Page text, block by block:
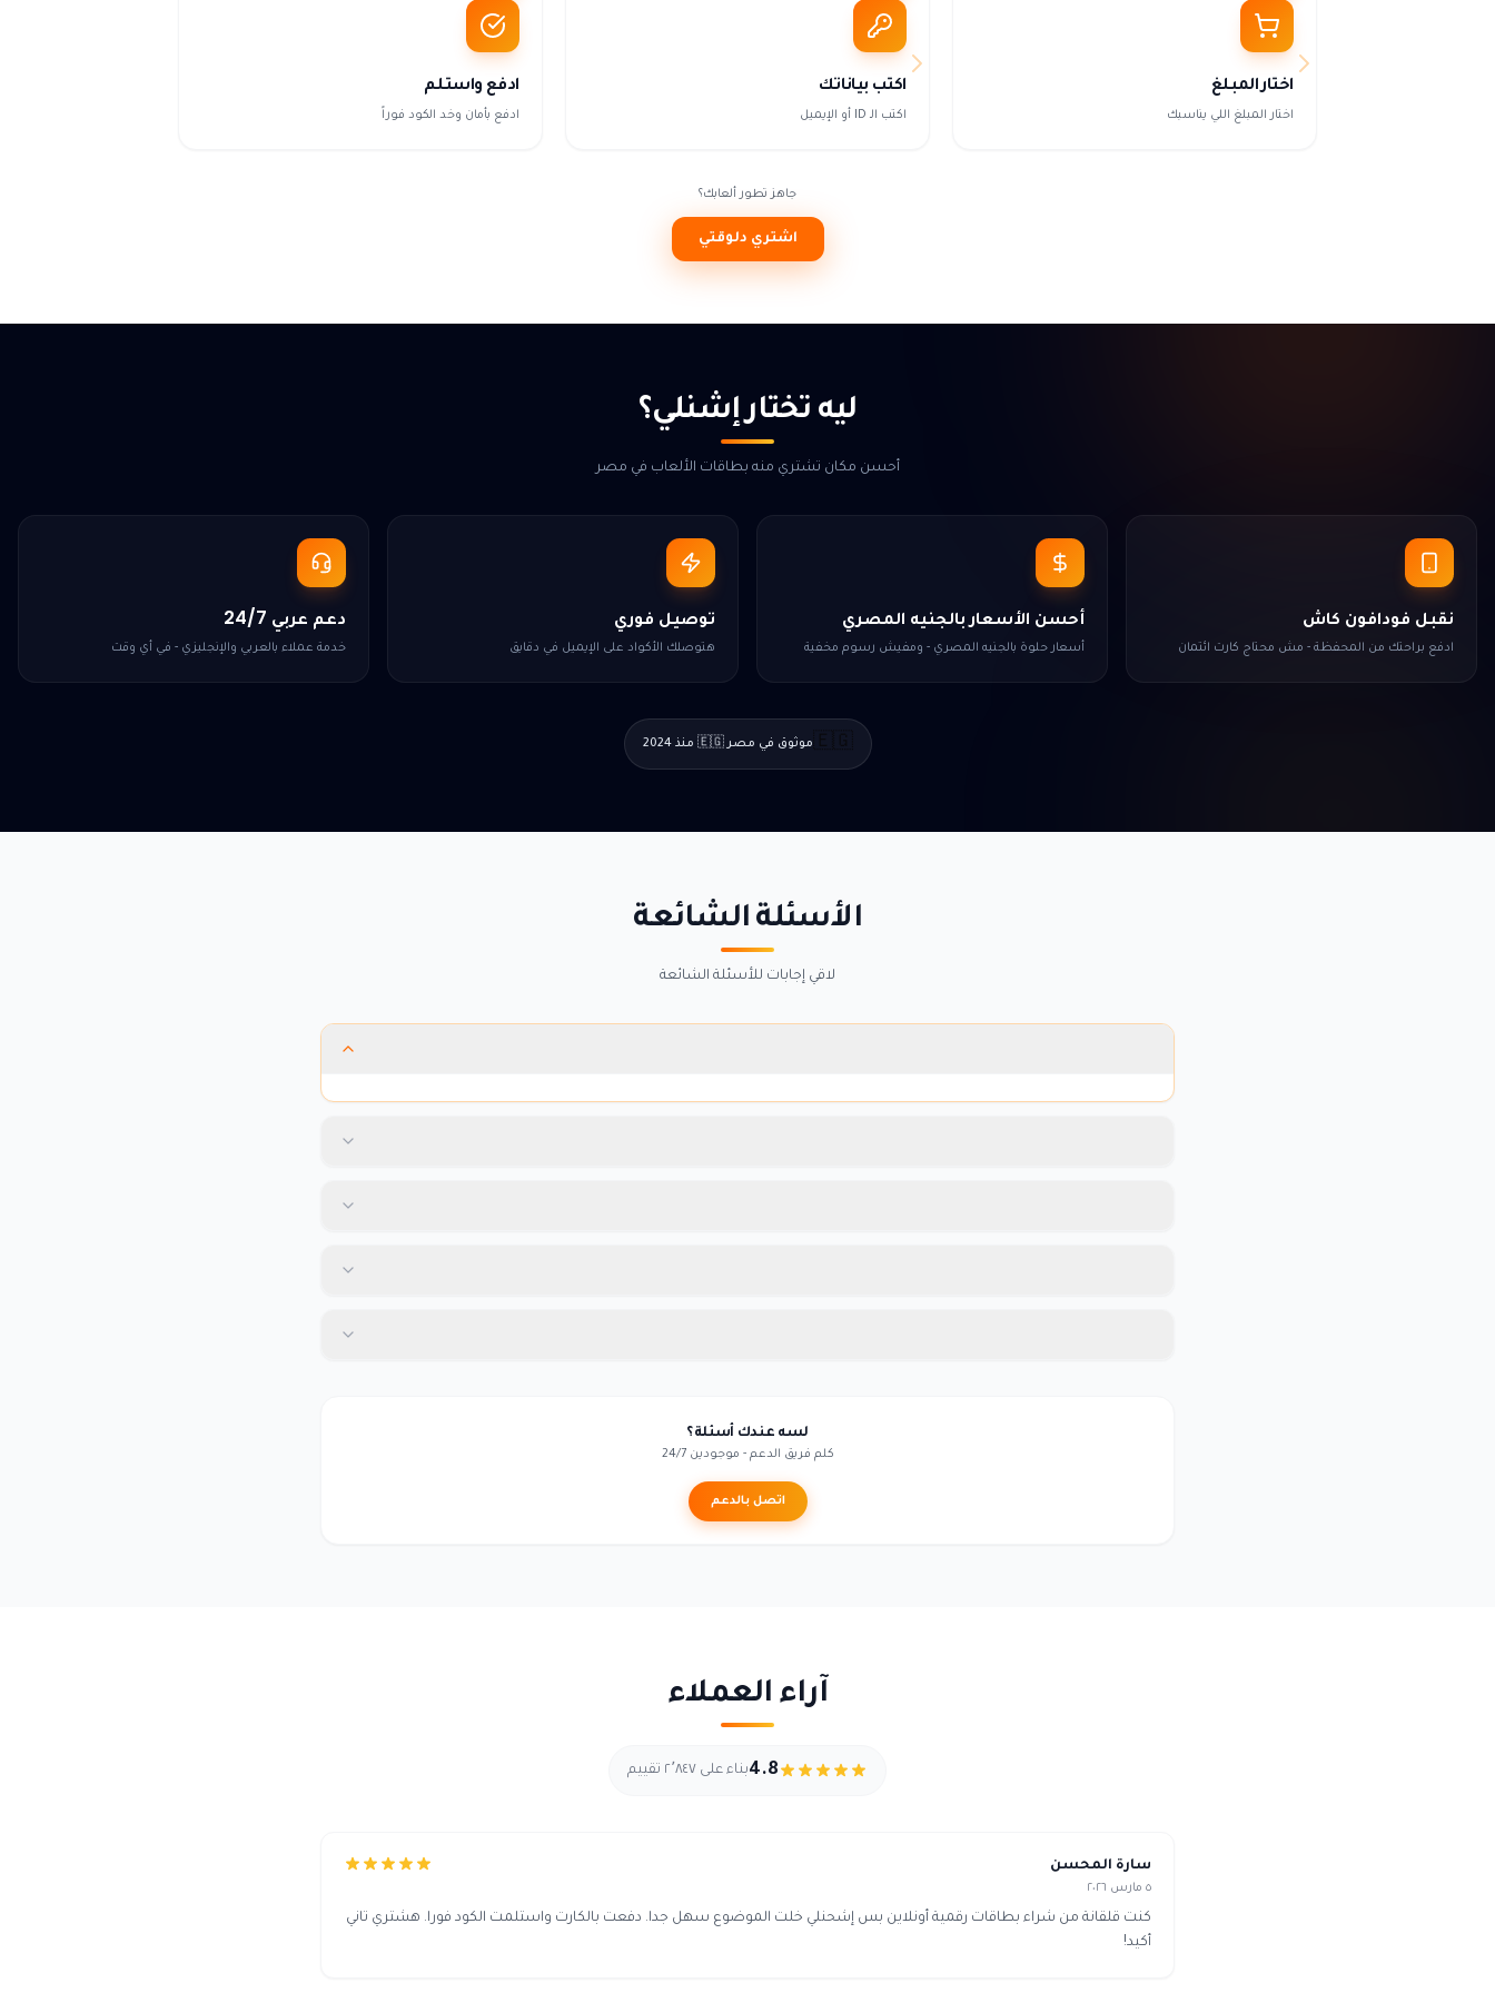
اختار المبلغ
اختار المبلغ اللي يناسبك
اكتب بياناتك
اكتب الـ ID أو الإيميل
ادفع واستلم
ادفع بأمان وخد الكود فوراً
جاهز تطور ألعابك؟
اشتري دلوقتي
ليه تختار إشنلي؟
أحسن مكان تشتري منه بطاقات الألعاب في مصر
نقبل فودافون كاش
ادفع براحتك من المحفظة - مش محتاج كارت ائتمان
أحسن الأسعار بالجنيه المصري
أسعار حلوة بالجنيه المصري - ومفيش رسوم مخفية
توصيل فوري
هتوصلك الأكواد على الإيميل في دقايق
دعم عربي 24/7
خدمة عملاء بالعربي والإنجليزي - في أي وقت
🇪🇬موثوق في مصر 🇪🇬 منذ 2024
الأسئلة الشائعة
لاقي إجابات للأسئلة الشائعة
لسه عندك أسئلة؟
كلم فريق الدعم - موجودين 24/7
اتصل بالدعم
آراء العملاء
4.8بناء على ٢٬٨٤٧ تقييم
سارة المحسن
٥ مارس ٢٠٢٦
كنت قلقانة من شراء بطاقات رقمية أونلاين بس إشحنلي خلت الموضوع سهل جدا. دفعت بالكارت واستلمت الكود فورا. هشتري تاني
أكيد!